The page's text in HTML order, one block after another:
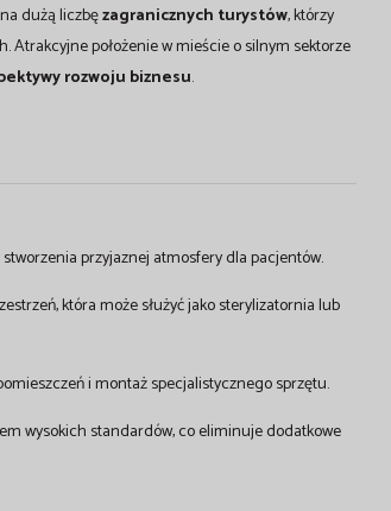
dużą liczbęzagranicznych turystów, którzy
Atrakcyjne położenie w mieście o silnym sektorze
rozwoju biznesu.
przyjaznej atmosfery dla pacjentów.
która może służyć jako sterylizatornia lub
i montaż specjalistycznego sprzętu.
wysokich standardów, co eliminuje dodatkowe